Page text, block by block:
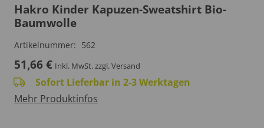
Hakro Kinder Kapuzen-Sweatshirt Bio-
Baumwolle
Artikelnummer: 562
51,66 € Inkl. MwSt.zzgl. Versand
Sofort Lieferbar in 2-3 Werktagen
Mehr Produktinfos